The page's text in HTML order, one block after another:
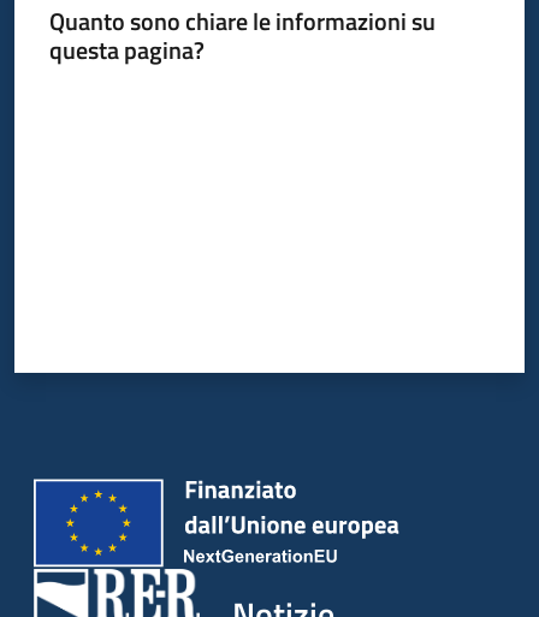
Quanto sono chiare le informazioni su
questa pagina?